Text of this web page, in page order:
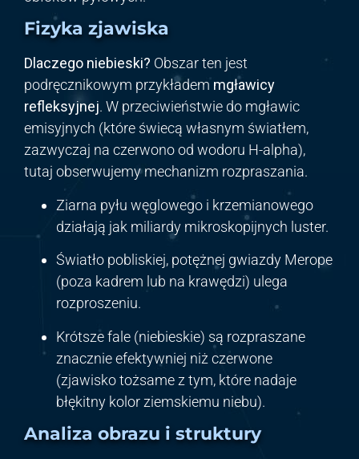
Fizyka zjawiska
Dlaczego niebieski? Obszar ten jest
podręcznikowym przykładem mgławicy
refleksyjnej. W przeciwieństwie do mgławic
emisyjnych (które świecą własnym światłem,
zazwyczaj na czerwono od wodoru H-alpha),
tutaj obserwujemy mechanizm rozpraszania.
Ziarna pyłu węglowego i krzemianowego
działają jak miliardy mikroskopijnych luster.
Światło pobliskiej, potężnej gwiazdy Merope
(poza kadrem lub na krawędzi) ulega
rozproszeniu.
Krótsze fale (niebieskie) są rozpraszane
znacznie efektywniej niż czerwone
(zjawisko tożsame z tym, które nadaje
błękitny kolor ziemskiemu niebu).
Analiza obrazu i struktury